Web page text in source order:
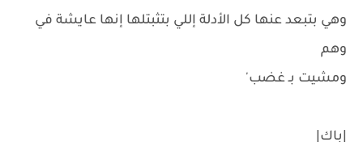
وهي بتبعد عنها كل الأدلة إللي بتثبتلها إنها عايشة في
وهم
ومشيت بـ غضب'
|باك|